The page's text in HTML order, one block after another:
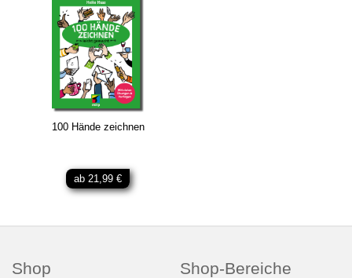
100 Hände zeichnen
ab 21,99 €
Shop Shop-Bereiche